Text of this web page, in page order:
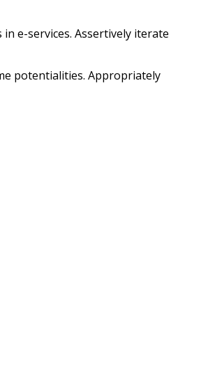
e-services. Assertively iterate
potentialities. Appropriately